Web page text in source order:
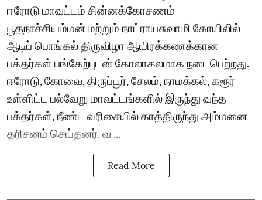
ஈரோடு மாவட்டம் சின்னக்கோசணம்
பூதநாச்சியம்மன் மற்றும் நாட்ராயசுவாமி கோயிலில்
ஆடிப் பொங்கல் திருவிழா ஆயிரக்கணக்கான
பக்தர்கள் பங்கேற்புடன் கோலாகலமாக நடைபெற்றது.
ஈரோடு, கோவை, திருப்பூர், சேலம், நாமக்கல், கரூர்
உள்ளிட்ட பல்வேறு மாவட்டங்களில் இருந்து வந்த
பக்தர்கள், நீண்ட வரிசையில் காத்திருந்து அம்மனை
தரிசனம் செய்தனர். வ ...
Read More